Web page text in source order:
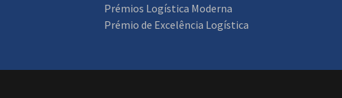
Prémios Logística Moderna
Prémio de Excelência Logística